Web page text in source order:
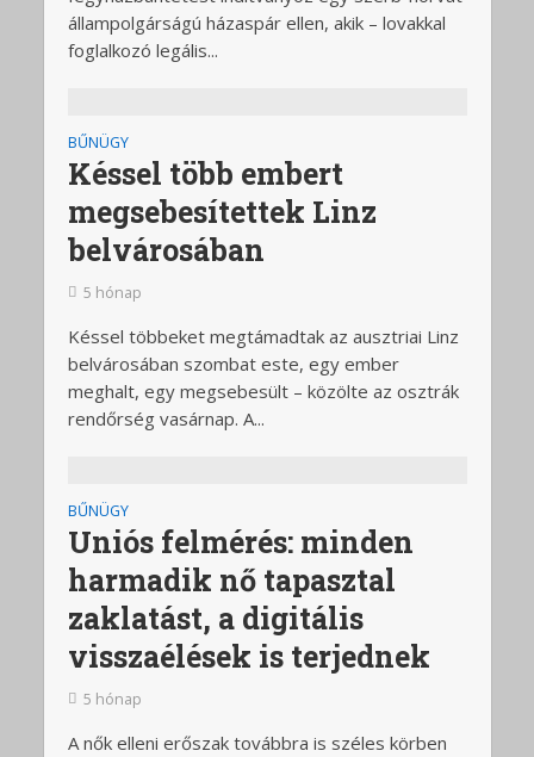
állampolgárságú házaspár ellen, akik – lovakkal
foglalkozó legális...
BŰNÜGY
Késsel több embert
megsebesítettek Linz
belvárosában
5 hónap
Késsel többeket megtámadtak az ausztriai Linz
belvárosában szombat este, egy ember
meghalt, egy megsebesült – közölte az osztrák
rendőrség vasárnap. A...
BŰNÜGY
Uniós felmérés: minden
harmadik nő tapasztal
zaklatást, a digitális
visszaélések is terjednek
5 hónap
A nők elleni erőszak továbbra is széles körben